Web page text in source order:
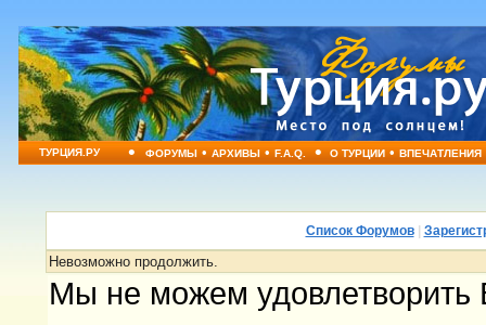
ТУРЦИЯ.РУ • ФОРУМЫ•АРХИВЫ•F.A.Q. • О ТУРЦИИ•ВПЕЧАТЛЕНИЯ
Список Форумов|
Невозможно продолжить.
Мы не можем удовлетворить